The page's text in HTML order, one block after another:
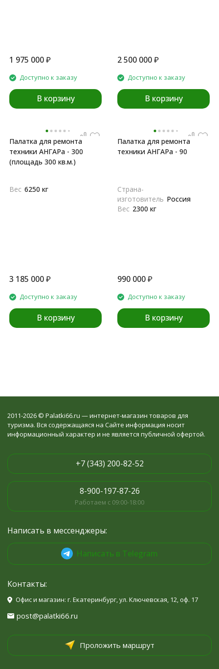
1 975 000₽
Доступно к заказу
В корзину
2 500 000₽
Доступно к заказу
В корзину
Палатка для ремонта
техники АНГАРа - 300
(площадь 300 кв.м.)
Вес 6250 кг
3 185 000₽
Доступно к заказу
В корзину
Палатка для ремонта
техники АНГАРа - 90
Страна-
изготовитель Россия
Вес 2300 кг
990 000₽
Доступно к заказу
В корзину
2011-2026 © Palatki66.ru — интернет-магазин товаров для
туризма. Вся содержащаяся на Сайте информация носит
информационный характер и не является публичной офертой.
+7 (343) 200-82-52
8-900-197-87-26
Работаем с 09:00-18:00
Написать в мессенджеры:
Написать в Telegram
Контакты:
Офис и магазин: г. Екатеринбург, ул. Ключевская, 12, оф. 17
post@palatki66.ru
Проложить маршрут